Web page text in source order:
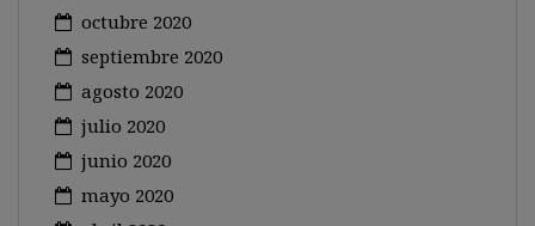
octubre 2020
septiembre 2020
agosto 2020
julio 2020
junio 2020
mayo 2020